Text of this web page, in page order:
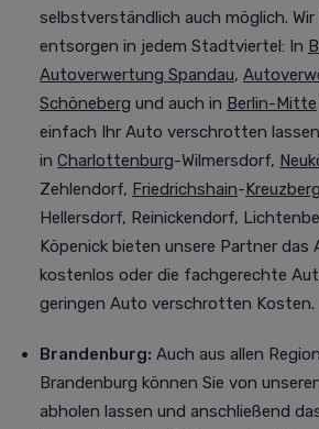
selbstverständlich auch möglich.
entsorgen in jedem Stadtviertel: In
Autoverwertung Spandau,
Schöneberg und auch in Berlin-Mitte
einfach Ihr Auto verschrotten
in Charlottenburg-Wilmersdorf,
Zehlendorf, Friedrichshain-Kreuzberg
Hellersdorf, Reinickendorf,
Köpenick bieten unsere Partner
kostenlos oder die fachgerechte
geringen Auto verschrotten Kosten.
Brandenburg: Auch aus allen
Brandenburg können Sie von
abholen lassen und anschließend